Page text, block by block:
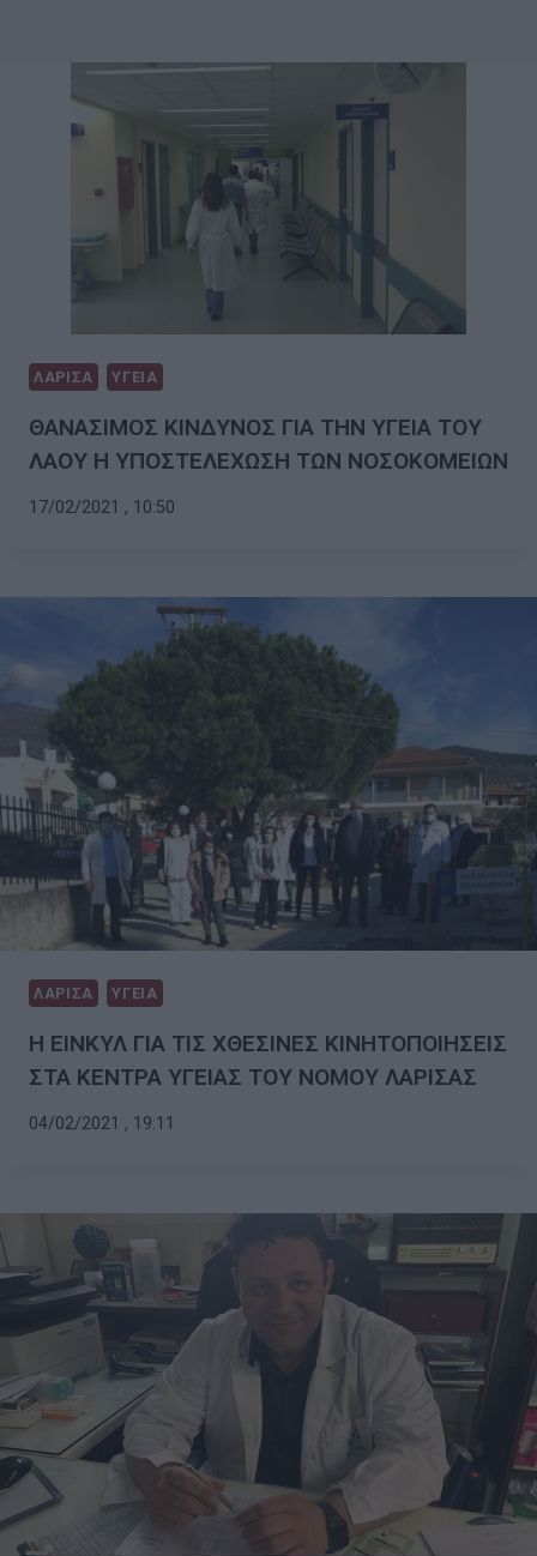
ΛΑΡΙΣΑ ΥΓΕΙΑ
ΘΑΝΑΣΙΜΟΣ ΚΙΝΔΥΝΟΣ ΓΙΑ ΤΗΝ ΥΓΕΙΑ ΤΟΥ
ΛΑΟΥ Η ΥΠΟΣΤΕΛΕΧΩΣΗ ΤΩΝ ΝΟΣΟΚΟΜΕΙΩΝ
17/02/2021 , 10:50
ΛΑΡΙΣΑ ΥΓΕΙΑ
Η ΕΙΝΚΥΛ ΓΙΑ ΤΙΣ ΧΘΕΣΙΝΕΣ ΚΙΝΗΤΟΠΟΙΗΣΕΙΣ
ΣΤΑ ΚΕΝΤΡΑ ΥΓΕΙΑΣ ΤΟΥ ΝΟΜΟΥ ΛΑΡΙΣΑΣ
04/02/2021 , 19:11